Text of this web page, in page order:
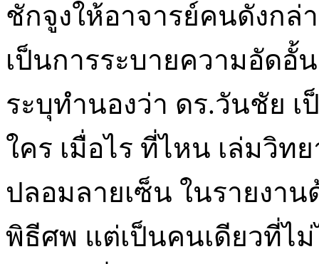
ชักจูงให้อาจารย์คนดังกล่
เป็นการระบายความอัดอั้
ระบุทำนองว่า ดร.วันชัย
ใคร เมื่อไร ที่ไหน เล่มวิ
ปลอมลายเซ็น ในรายงา
พิธีศพ แต่เป็นคนเดียวที่ไ